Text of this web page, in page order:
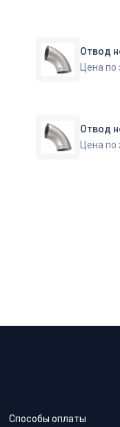
Цена
Отвод
Цена
Способы оплаты